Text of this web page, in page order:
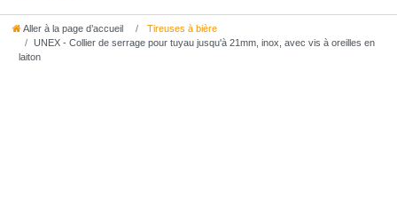
Aller à la page d’accueil
Tireuses à bière
UNEX - Collier de serrage pour tuyau jusqu'à 21mm, inox, avec vis à oreilles en
laiton